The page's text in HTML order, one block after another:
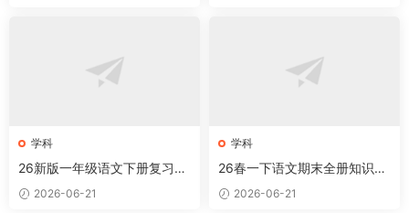
学科
26新版一年级语文下册复习知
识点汇总
2026-06-21
学科
26春一下语文期末全册知识点
汇总2026-06-21